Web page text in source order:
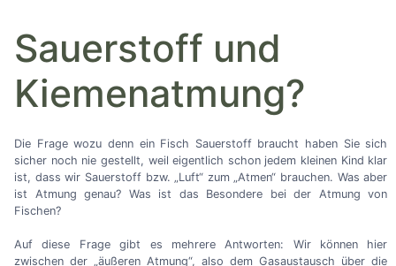
Sauerstoff und
Kiemenatmung?
Die Frage wozu denn ein Fisch Sauerstoff braucht haben Sie sich
sicher noch nie gestellt, weil eigentlich schon jedem kleinen Kind klar
ist, dass wir Sauerstoff bzw. „Luft“ zum „Atmen“ brauchen. Was aber
ist Atmung genau? Was ist das Besondere bei der Atmung von
Fischen?
Auf diese Frage gibt es mehrere Antworten: Wir können hier
zwischen der „äußeren Atmung“, also dem Gasaustausch über die